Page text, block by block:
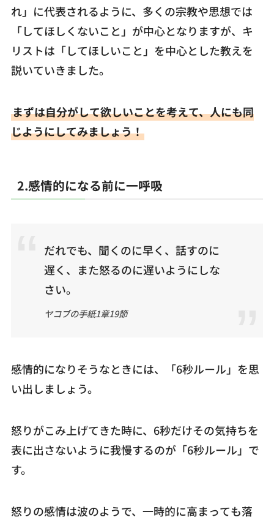
れ」に代表されるように、多くの宗教や思想では
「してほしくないこと」が中心となりますが、キ
リストは「してほしいこと」を中心とした教えを
説いていきました。
まずは自分がして欲しいことを考えて、人にも同
じようにしてみましょう！
2.感情的になる前に一呼吸
だれでも、聞くのに早く、話すのに
遅く、また怒るのに遅いようにしな
さい。
ヤコブの手紙1章19節
感情的になりそうなときには、「6秒ルール」を思
い出しましょう。
怒りがこみ上げてきた時に、6秒だけその気持ちを
表に出さないように我慢するのが「6秒ルール」で
す。
怒りの感情は波のようで、一時的に高まっても落